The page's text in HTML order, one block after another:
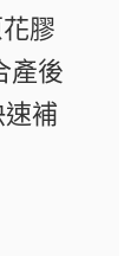
膠
產後
補